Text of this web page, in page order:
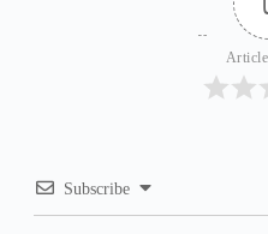
Subscribe